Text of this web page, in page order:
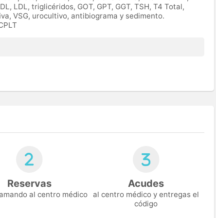
LDL, triglicéridos, GOT, GPT, GGT, TSH, T4 Total,
VSG, urocultivo, antibiograma y sedimento.
Reservas
al centro médico
Acudes
al centro médico y entregas el
código